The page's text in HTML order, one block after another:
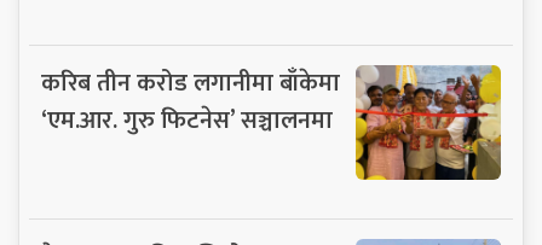
करिब तीन करोड लगानीमा बाँकेमा
‘एम.आर. गुरु फिटनेस’ सञ्चालनमा